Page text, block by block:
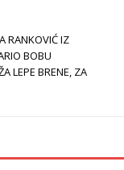
RANKOVIĆ IZ
BOBU
LEPE BRENE, ZA